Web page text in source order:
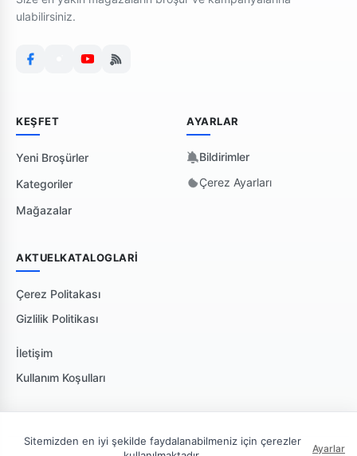
ulabilirsiniz.
KEŞFET
Yeni Broşürler
Kategoriler
Mağazalar
AYARLAR
Bildirimler
Çerez Ayarları
AKTUELKATALOGLARI
Çerez Politakası
Gizlilik Politikası
İletişim
Kullanım Koşulları
Sitemizden en iyi şekilde faydalanabilmeniz için çerezler
Ayarlar